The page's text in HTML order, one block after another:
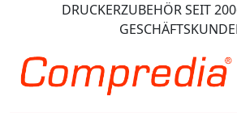
DRUCKERZUBEHÖRSEIT